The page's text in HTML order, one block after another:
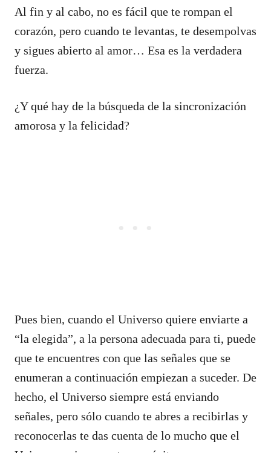
Al fin y al cabo, no es fácil que te rompan el
corazón, pero cuando te levantas, te desempolvas
y sigues abierto al amor… Esa es la verdadera
fuerza.
¿Y qué hay de la búsqueda de la sincronización
amorosa y la felicidad?
Pues bien, cuando el Universo quiere enviarte a
“la elegida”, a la persona adecuada para ti, puede
que te encuentres con que las señales que se
enumeran a continuación empiezan a suceder. De
hecho, el Universo siempre está enviando
señales, pero sólo cuando te abres a recibirlas y
reconocerlas te das cuenta de lo mucho que el